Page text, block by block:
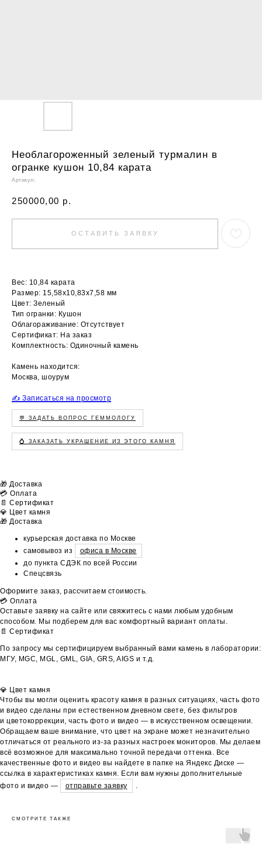
Необлагороженный зеленый турмалин в
огранке кушон 10,84 карата
Артикул:
250000,00 р.
ОСТАВИТЬ ЗАЯВКУ
Вес: 10,84 карата
Размер: 15,58х10,83х7,58 мм
Цвет: Зеленый
Тип огранки: Кушон
Облагораживание: Отсутствует
Сертификат: На заказ
Комплектность: Одиночный камень
Камень находится:
Москва, шоурум
✍️ Записаться на просмотр
💬 ЗАДАТЬ ВОПРОС ГЕММОЛОГУ
💍 ЗАКАЗАТЬ УКРАШЕНИЕ ИЗ ЭТОГО КАМНЯ
🎁 Доставка
💳 Оплата
📄 Сертификат
💎 Цвет камня
🎁 Доставка
курьерская доставка по Москве
самовывоз из
офиса в Москве
до пункта СДЭК по всей России
Спецсвязь
Оформите заказ, рассчитаем стоимость.
💳 Оплата
Оставьте заявку на сайте или свяжитесь с нами любым удобным
способом. Мы подберем для вас комфортный вариант оплаты.
📄 Сертификат
По запросу мы сертифицируем выбранный вами камень в лаборатории:
МГУ, MGC, MGL, GML, GIA, GRS, AIGS и т.д.
💎 Цвет камня
Чтобы вы могли оценить красоту камня в разных ситуациях, часть фото
и видео сделаны при естественном дневном свете, без фильтров
и цветокоррекции, часть фото и видео — в искусственном освещении.
Обращаем ваше внимание, что цвет на экране может незначительно
отличаться от реального из-за разных настроек мониторов. Мы делаем
всё возможное для максимально точной передачи оттенка. Все
качественные фото и видео вы найдете в папке на Яндекс Диске —
ссылка в характеристиках камня. Если вам нужны дополнительные
фото и видео —
отправьте заявку
СМОТРИТЕ ТАКЖЕ